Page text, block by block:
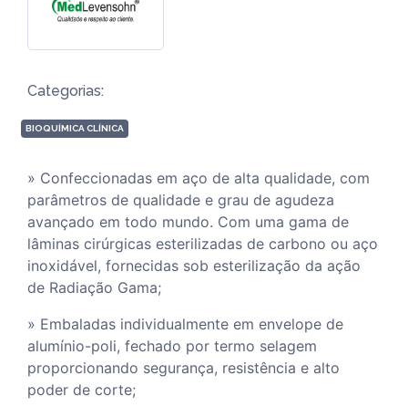
Categorias:
BIOQUÍMICA CLÍNICA
» Confeccionadas em aço de alta qualidade, com
parâmetros de qualidade e grau de agudeza
avançado em todo mundo. Com uma gama de
lâminas cirúrgicas esterilizadas de carbono ou aço
inoxidável, fornecidas sob esterilização da ação
de Radiação Gama;
» Embaladas individualmente em envelope de
alumínio-poli, fechado por termo selagem
proporcionando segurança, resistência e alto
poder de corte;